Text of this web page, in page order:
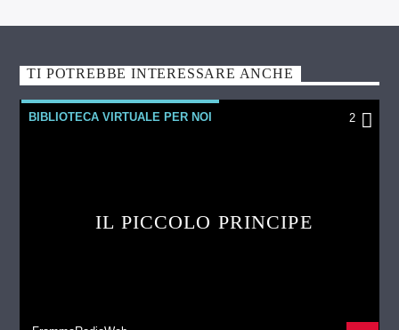
TI POTREBBE INTERESSARE ANCHE
BIBLIOTECA VIRTUALE PER NOI 2
IL PICCOLO PRINCIPE